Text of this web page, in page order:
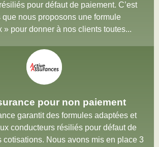
pour défaut de paiement. C’est
que nous proposons une formule
» pour donner à nos clients toutes...
pour non paiement
garantit des formules adaptées et
conducteurs résiliés pour défaut de
cotisations. Nous avons mis en place 3